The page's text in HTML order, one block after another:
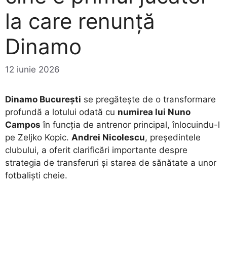
la care renunță
Dinamo
12 iunie 2026
Dinamo București se pregătește de o transformare
profundă a lotului odată cu numirea lui Nuno
Campos în funcția de antrenor principal, înlocuindu-l
pe Zeljko Kopic. Andrei Nicolescu, președintele
clubului, a oferit clarificări importante despre
strategia de transferuri și starea de sănătate a unor
fotbaliști cheie.